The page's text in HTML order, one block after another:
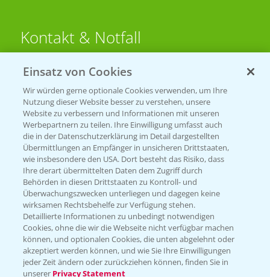
Kontakt & Notfall
Beratung auf WhatsApp
T.+49 (0)174 346 564 1
KONTAKT
Hilfe in Notfällen
T.+49 (0)214/30-20220
Folgen Sie uns
Einsatz von Cookies
Wir würden gerne optionale Cookies verwenden, um Ihre
Nutzung dieser Website besser zu verstehen, unsere
Website zu verbessern und Informationen mit unseren
Werbepartnern zu teilen. Ihre Einwilligung umfasst auch
die in der Datenschutzerklärung im Detail dargestellten
Übermittlungen an Empfänger in unsicheren Drittstaaten,
wie insbesondere den USA. Dort besteht das Risiko, dass
Ihre derart übermittelten Daten dem Zugriff durch
Behörden in diesen Drittstaaten zu Kontroll- und
Überwachungszwecken unterliegen und dagegen keine
wirksamen Rechtsbehelfe zur Verfügung stehen.
Detaillierte Informationen zu unbedingt notwendigen
Cookies, ohne die wir die Webseite nicht verfügbar machen
können, und optionalen Cookies, die unten abgelehnt oder
akzeptiert werden können, und wie Sie Ihre Einwilligungen
jeder Zeit ändern oder zurückziehen können, finden Sie in
unserer Privacy Statement